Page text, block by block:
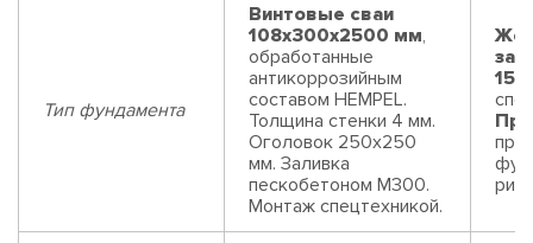
Тип фундамента
Винтовые сваи
108x300x2500 мм,
обработанные
антикоррозийным
составом HEMPEL.
Толщина стенки 4 мм.
Оголовок 250х250
мм. Заливка
пескобетоном М300.
Монтаж спецтехникой.